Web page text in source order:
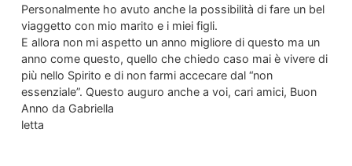
Personalmente ho avuto anche la possibilità di fare un bel
viaggetto con mio marito e i miei figli.
E allora non mi aspetto un anno migliore di questo ma un
anno come questo, quello che chiedo caso mai è vivere di
più nello Spirito e di non farmi accecare dal “non
essenziale”. Questo auguro anche a voi, cari amici, Buon
Anno da Gabriella
letta